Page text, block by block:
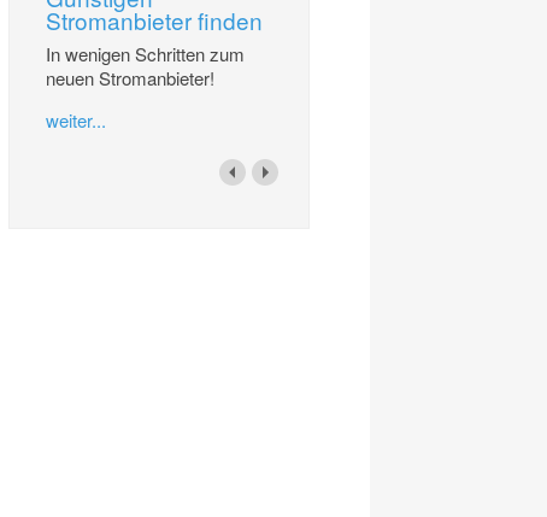
Stromanbieter finden
In wenigen Schritten zum
neuen Stromanbieter!
weiter...